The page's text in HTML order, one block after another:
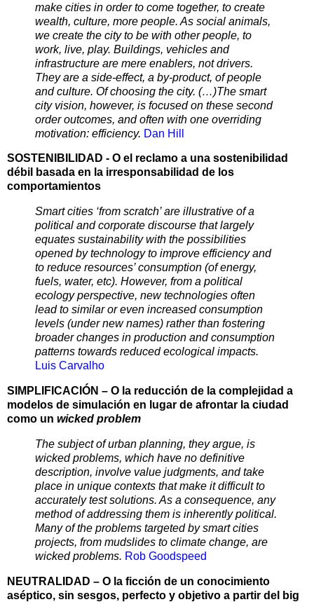
make cities in order to come together, to create
wealth, culture, more people. As social animals,
we create the city to be with other people, to
work, live, play. Buildings, vehicles and
infrastructure are mere enablers, not drivers.
They are a side-effect, a by-product, of people
and culture. Of choosing the city. (…)The smart
city vision, however, is focused on these second
order outcomes, and often with one overriding
motivation: efficiency. Dan Hill
SOSTENIBILIDAD - O el reclamo a una sostenibilidad
débil basada en la irresponsabilidad de los
comportamientos
Smart cities ‘from scratch’ are illustrative of a
political and corporate discourse that largely
equates sustainability with the possibilities
opened by technology to improve efficiency and
to reduce resources’ consumption (of energy,
fuels, water, etc). However, from a political
ecology perspective, new technologies often
lead to similar or even increased consumption
levels (under new names) rather than fostering
broader changes in production and consumption
patterns towards reduced ecological impacts.
Luis Carvalho
SIMPLIFICACIÓN – O la reducción de la complejidad a
modelos de simulación en lugar de afrontar la ciudad
como un wicked problem
The subject of urban planning, they argue, is
wicked problems, which have no definitive
description, involve value judgments, and take
place in unique contexts that make it difficult to
accurately test solutions. As a consequence, any
method of addressing them is inherently political.
Many of the problems targeted by smart cities
projects, from mudslides to climate change, are
wicked problems. Rob Goodspeed
NEUTRALIDAD – O la ficción de un conocimiento
aséptico, sin sesgos, perfecto y objetivo a partir del big